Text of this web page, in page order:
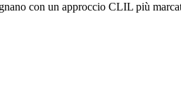
con un approccio CLIL più